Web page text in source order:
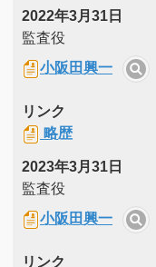
2022年3月31日
監査役
小阪田興一
リンク
略歴
2023年3月31日
監査役
小阪田興一
リンク